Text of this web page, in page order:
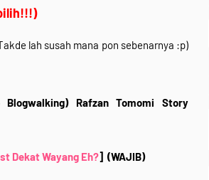
lah susah mana pon sebenarnya :p)
Rafzan Tomomi Story
Dekat Wayang Eh?] (WAJIB)